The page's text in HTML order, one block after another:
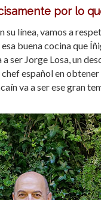
por lo
su línea, vamos a
buena cocina que
ser Jorge Losa, un
español en
va a ser ese gran